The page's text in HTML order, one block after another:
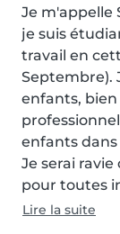
Je m'appelle
je suis
travail en
Septembre).
enfants,
enfants
Je serai
pour toutes
Lire la suite